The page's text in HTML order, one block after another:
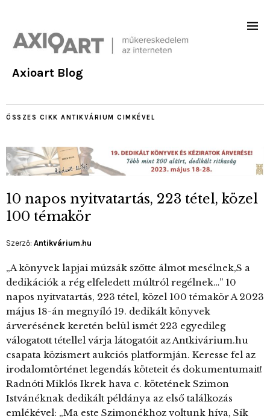
Axioart Blog
ÖSSZES CIKK ANTIKVÁRIUM CIMKÉVEL
10 napos nyitvatartás, 223 tétel, közel
100 témakör
Szerző: Antikvárium.hu
„A könyvek lapjai múzsák szőtte álmot mesélnek,S a
dedikációk a rég elfeledett múltról regélnek…” 10
napos nyitvatartás, 223 tétel, közel 100 témakör A 2023
május 18-án megnyíló 19. dedikált könyvek
árverésének keretén belül ismét 223 egyedileg
válogatott tétellel várja látogatóit az Antkivárium.hu
csapata közismert aukciós platformján. Keresse fel az
irodalomtörténet legendás köteteit és dokumentumait!
Radnóti Miklós Ikrek hava c. kötetének Szimon
Istvánéknak dedikált példánya az első találkozás
emlékével: „Ma este Szimonékhoz voltunk híva, Sík